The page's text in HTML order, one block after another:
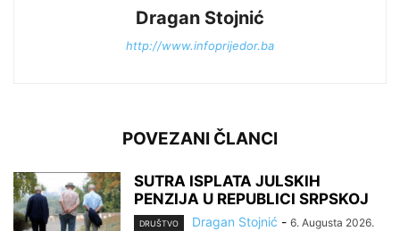
Dragan Stojnić
http://www.infoprijedor.ba
POVEZANI ČLANCI
SUTRA ISPLATA JULSKIH
PENZIJA U REPUBLICI SRPSKOJ
DRUŠTVO Dragan Stojnić - 6. Augusta 2026.